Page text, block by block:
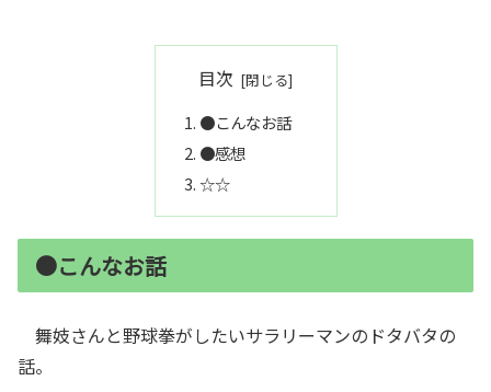
目次
●こんなお話
●感想
☆☆
●こんなお話
舞妓さんと野球拳がしたいサラリーマンのドタバタの
話。